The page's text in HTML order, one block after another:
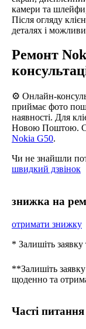
камери та шлейфи,
Після огляду
деталях і
Ремонт
⚙️ Онлайн-
приймає фото
наявності. Для
Новою Поштою.
Nokia G50.
Чи не знайшли
швидкий дзвінок
знижка на
отримати знижку
* Залишіть
**Залишіть
щоденно та
Часті